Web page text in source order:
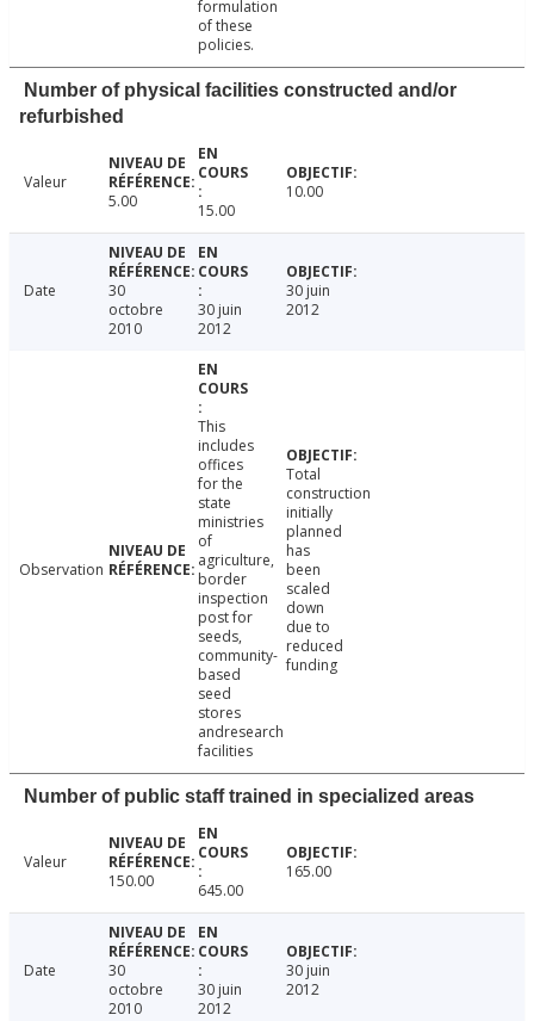
formulation
of these
policies.
Number of physical facilities constructed and/or
refurbished
Valeur
5.00
15.00
10.00
Date
30
octobre
2010
30 juin
2012
30 juin
2012
Observation
This
includes
offices
for the
state
ministries
of
agriculture,
border
inspection
post for
seeds,
community-
based
seed
stores
andresearch
facilities
Total
construction
initially
planned
has
been
scaled
down
due to
reduced
funding
Number of public staff trained in specialized areas
Valeur
150.00
645.00
165.00
Date
30
octobre
2010
30 juin
2012
30 juin
2012